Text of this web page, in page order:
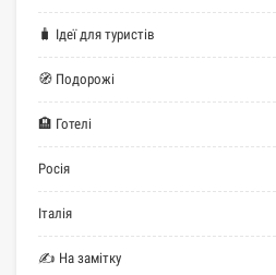
🧳 Ідеї для туристів
🧭 Подорожі
🏨 Готелі
Росія
Італія
✍ На замітку